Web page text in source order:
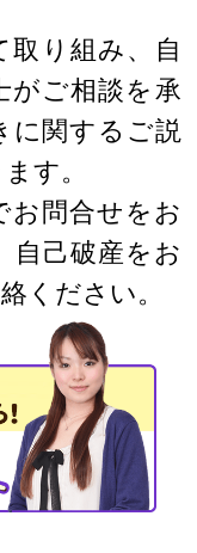
取り組み、自
がご相談を承
に関するご説
す。
お問合せをお
自己破産をお
ください。